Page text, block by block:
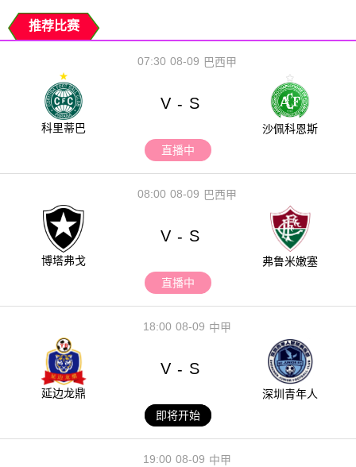
推荐比赛
08-09
07:30 巴西甲
科里蒂巴
V - S
沙佩科恩斯
直播中
08-09
08:00 巴西甲
博塔弗戈
V - S
弗鲁米嫩塞
直播中
08-09
18:00 中甲
延边龙鼎
V - S
深圳青年人
即将开始
08-09
19:00 中甲